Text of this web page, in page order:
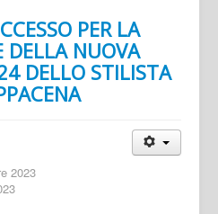
PER LA
DELLA NUOVA
DELLO STILISTA
2023